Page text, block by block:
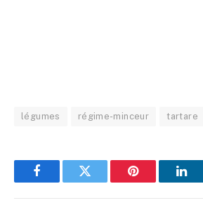
légumes régime-minceur tartare
FacebookTwitter Pinterest